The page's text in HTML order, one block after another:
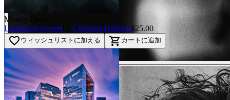
Moody Days
Lightroom presets
Christian Hoiberg$25.00
favorite_border ウィッシュリストに加える shopping_cart カートに追加